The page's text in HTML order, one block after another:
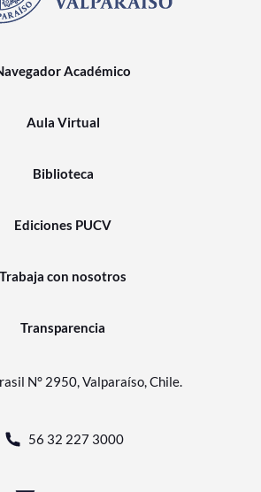
Académico
Aula Virtual
Biblioteca
Ediciones PUCV
Trabaja con nosotros
Transparencia
N° 2950, Valparaíso, Chile.
56 32 227 3000